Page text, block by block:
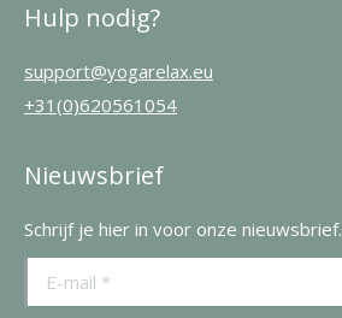
Hulp nodig?
support@yogarelax.eu
+31(0)620561054
Nieuwsbrief
Schrijf je hier in voor onze nieuwsbrief.
E-mail *